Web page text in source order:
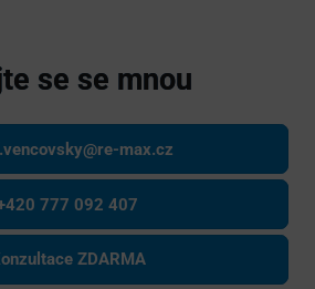
se se mnou
max.cz
777 092 407
ZDARMA